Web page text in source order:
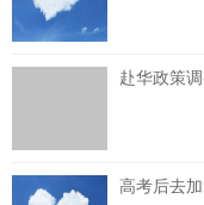
赴华政策
高考后去